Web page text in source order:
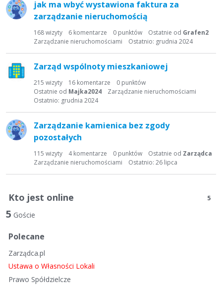
jak ma wbyć wystawiona faktura za
zarządzanie nieruchomością
168wizyty 6 komentarze 0 punktów Ostatnie od Grafen2
Ostatnio: grudnia 2024
Zarządzanie nieruchomościami
Zarząd wspólnoty mieszkaniowej
215 wizyty 16 komentarze 0 punktów
Ostatnie od Majka2024
Ostatnio: grudnia 2024
Zarządzanie nieruchomościami
Zarządzanie kamienica bez zgody
pozostałych
115 wizyty 4komentarze 0 punktów Ostatnie od Zarządca
Ostatnio: 26 lipca
Zarządzanie nieruchomościami
Kto jest online 5
5 Goście
Polecane
Zarządca.pl
Ustawa o Własności Lokali
Prawo Spółdzielcze